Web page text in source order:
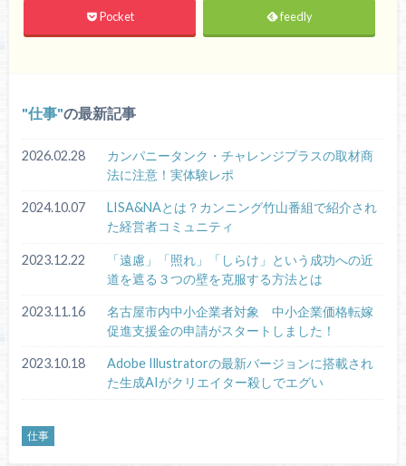
Pocket feedly
仕事 の最新記事
2026.02.28
カンパニータンク・チャレンジプラスの取材商
法に注意！実体験レポ
2024.10.07
LISA&NAとは？カンニング竹山番組で紹介され
た経営者コミュニティ
2023.12.22
「遠慮」「照れ」「しらけ」という成功への近
道を遮る３つの壁を克服する方法とは
2023.11.16
名古屋市内中小企業者対象 中小企業価格転嫁
促進支援金の申請がスタートしました！
2023.10.18
Adobe Illustratorの最新バージョンに搭載され
た生成AIがクリエイター殺しでエグい
仕事